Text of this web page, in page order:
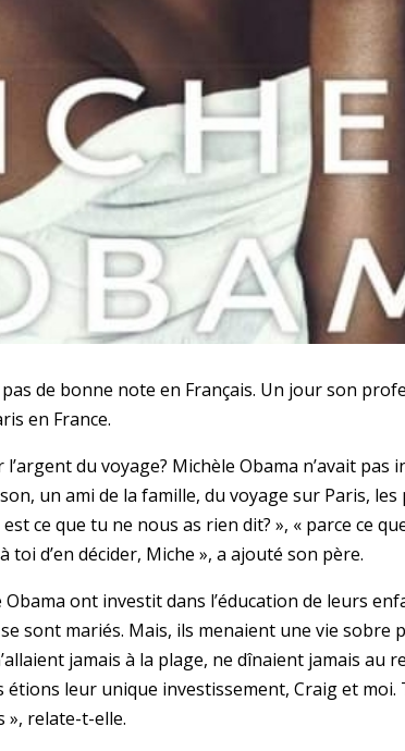
pas de bonne note en Français. Un jour son
en France.
du voyage? Michèle Obama n’avait
un ami de la famille, du voyage sur Paris,
ce que tu ne nous as rien dit? », « parce ce
toi d’en décider, Miche », a ajouté son père.
ont investit dans l’éducation de leurs
sont mariés. Mais, ils menaient une vie sobre
jamais à la plage, ne dînaient jamais au
leur unique investissement, Craig et moi.
», relate-t-elle.